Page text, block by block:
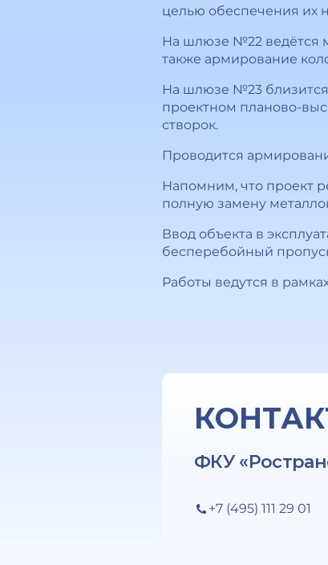
целью обеспечения их
На шлюзе №22 ведётся
также армирование
На шлюзе №23
проектном планово-
створок.
Проводится
Напомним, что проект
полную замену
Ввод объекта в
бесперебойный
Работы ведутся в
ФКУ
+7 (495) 111 29 01